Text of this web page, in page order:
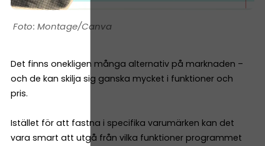
Montage/Canva
Det finns onekligen många alternativ på marknaden –
och de kan skilja sig ganska mycket i funktioner och
pris.
Istället för att fastna i specifika varumärken kan det
vara smart att utgå från vilka funktioner programmet